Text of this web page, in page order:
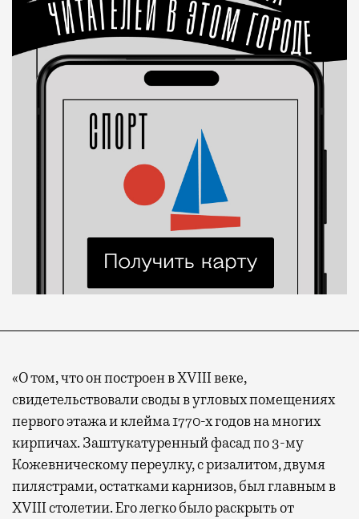
«О том, что он построен в XVIII веке,
свидетельствовали своды в угловых помещениях
первого этажа и клейма 1770-х годов на многих
кирпичах. Заштукатуренный фасад по 3-му
Кожевническому переулку, с ризалитом, двумя
пилястрами, остатками карнизов, был главным в
XVIII столетии. Его легко было раскрыть от